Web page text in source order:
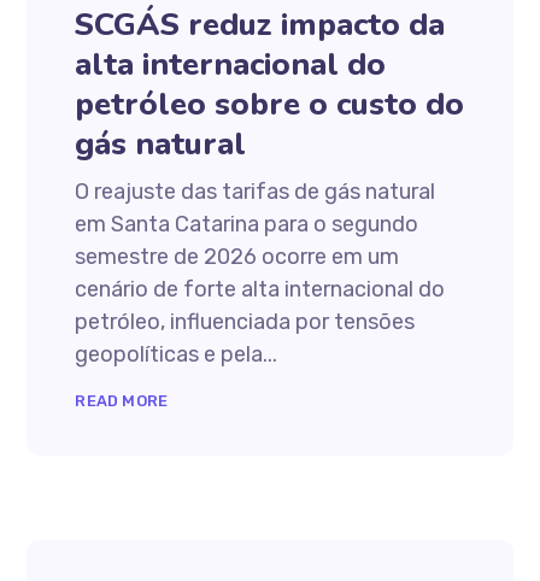
SCGÁS reduz impacto da
alta internacional do
petróleo sobre o custo do
gás natural
O reajuste das tarifas de gás natural
em Santa Catarina para o segundo
semestre de 2026 ocorre em um
cenário de forte alta internacional do
petróleo, influenciada por tensões
geopolíticas e pela...
READ MORE